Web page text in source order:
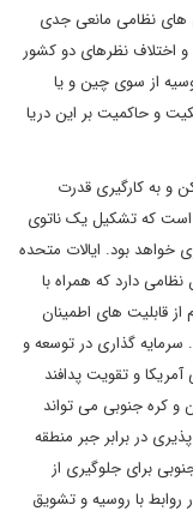
های نظامی مانعی جدی
اختلاف نظرهای دو کشور
از سوی چین و یا
و حاکمیت بر این دریا
و به کارگیری قدرت
است که تشکیل یک ناتوی
خواهد بود. ایالات متحده
دارد که همراه با
قابلیت های اطمینان
سرمایه گذاری در توسعه و
آمریکا و تقویت پدافند
و کره جنوبی می تواند
در برابر جبر منطقه
برای جلوگیری از
روابط با روسیه و تشویق